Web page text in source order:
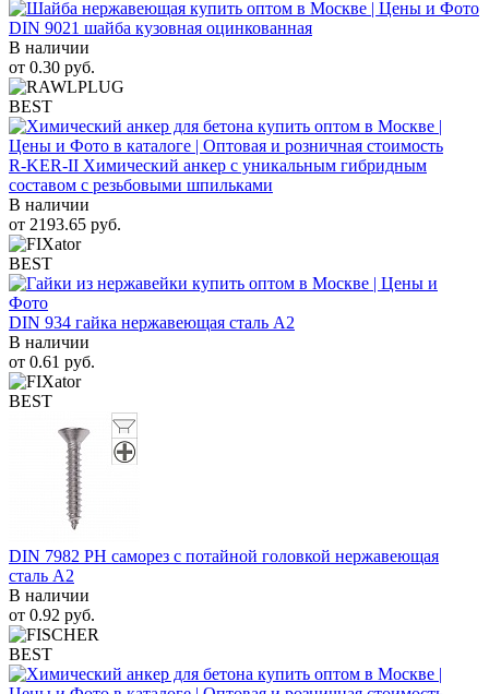
DIN 9021 шайба кузовная оцинкованная
В наличии
от 0.30 руб.
BEST
R-KER-II Химический анкер с уникальным гибридным
составом с резьбовыми шпильками
В наличии
от 2193.65 руб.
BEST
DIN 934 гайка нержавеющая сталь A2
В наличии
от 0.61 руб.
BEST
DIN 7982 PH саморез с потайной головкой нержавеющая
сталь A2
В наличии
от 0.92 руб.
BEST